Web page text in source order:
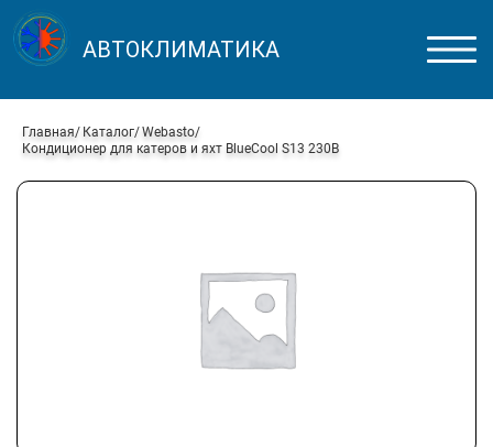
АВТОКЛИМАТИКА
Главная Каталог Webasto
Кондиционер для катеров и яхт BlueCool S13 230В